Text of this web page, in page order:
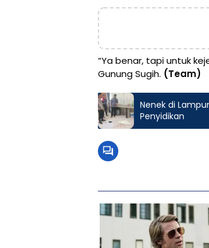
“Ya benar, tapi untuk
Gunung Sugih. (Team)
Nenek di
Penyidikan